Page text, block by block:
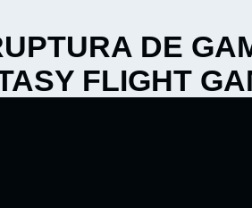
DE
FLIGHT